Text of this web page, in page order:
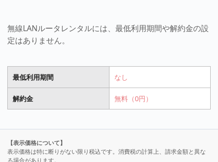
無線LANルータレンタルには、最低利用期間や解約金の設
定はありません。
最低利用期間 なし
解約金 無料（0円）
【表示価格について】
表示価格は特に断りがない限り税込です。消費税の計算上、請求金額と異な
る場合があります。